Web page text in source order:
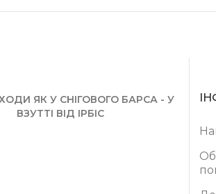
ХОДИ ЯК У СНІГОВОГО БАРСА - У
ВЗУТТІ ВІД ІРБІС